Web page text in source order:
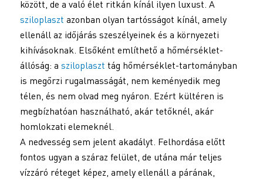
között, de a való élet ritkán kínál ilyen luxust. A
sziloplaszt azonban olyan tartósságot kínál, amely
ellenáll az időjárás szeszélyeinek és a környezeti
kihívásoknak. Elsőként említhető a hőmérséklet-
állóság: a sziloplaszt tág hőmérséklet-tartományban
is megőrzi rugalmasságát, nem keményedik meg
télen, és nem olvad meg nyáron. Ezért kültéren is
megbízhatóan használható, akár tetőknél, akár
homlokzati elemeknél.
A nedvesség sem jelent akadályt. Felhordása előtt
fontos ugyan a száraz felület, de utána már teljes
vízzáró réteget képez, amely ellenáll a párának,